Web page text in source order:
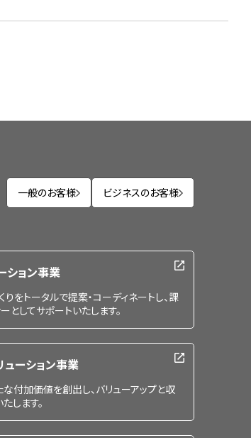
一般のお客様 ビジネスのお客様
ション事業
りをトータルで提案・コーディネートし、課
としてサポートいたします。
ューション事業
付加価値を創出し、バリューアップと収
します。